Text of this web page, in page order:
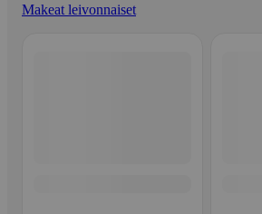
Makeat leivonnaiset